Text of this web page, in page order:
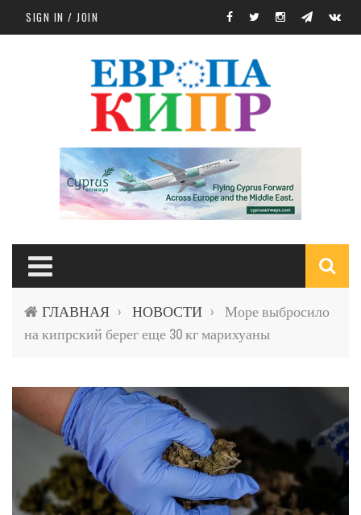
Skip to main content
SIGN IN / JOIN
ГЛАВНАЯ › НОВОСТИ ›
Море выбросило
на кипрский берег еще 30 кг марихуаны